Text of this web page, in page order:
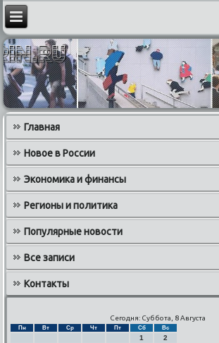
Главная
Новое в России
Экономика и финансы
Регионы и политика
Популярные новости
Все записи
Контакты
Сегодня: Суббота, 8 Августа
Пн Вт Ср Чт Пт Сб Вс
1
2